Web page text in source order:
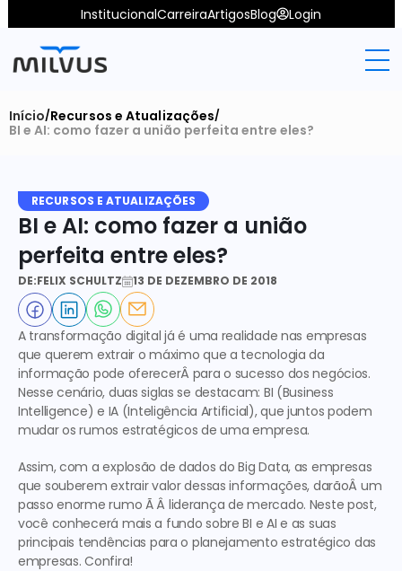
InstitucionalCarreiraArtigosBlog Login
Início/Recursos e Atualizações/
BI e AI: como fazer a união perfeita entre eles?
RECURSOS E ATUALIZAÇÕES
BI e AI: como fazer a união
perfeita entre eles?
DE:FELIX SCHULTZ 13 DE DEZEMBRO DE 2018
A transformação digital já é uma realidade nas empresas
que querem extrair o máximo que a tecnologia da
informação pode oferecerÂ para o sucesso dos negócios.
Nesse cenário, duas siglas se destacam: BI (Business
Intelligence) e IA (Inteligência Artificial), que juntos podem
mudar os rumos estratégicos de uma empresa.
Assim, com a explosão de dados do Big Data, as empresas
que souberem extrair valor dessas informações, darãoÂ um
passo enorme rumo Ã Â liderança de mercado. Neste post,
você conhecerá mais a fundo sobre BI e AI e as suas
principais tendências para o planejamento estratégico das
empresas. Confira!